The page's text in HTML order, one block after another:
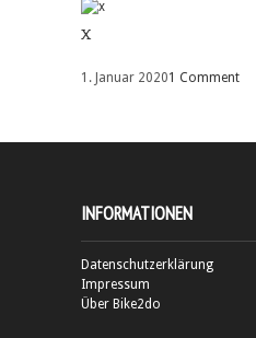
x
1. Januar 20201 Comment
INFORMATIONEN
Datenschutzerklärung
Impressum
Über Bike2do